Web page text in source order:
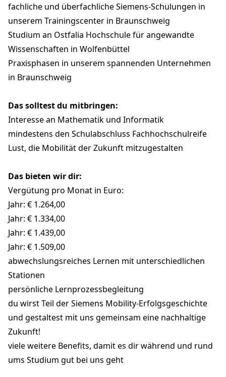
fachliche und überfachliche Siemens-Schulungen in
unserem Trainingscenter in Braunschweig
Studium an Ostfalia Hochschule für angewandte
Wissenschaften in Wolfenbüttel
Praxisphasen in unserem spannenden Unternehmen
in Braunschweig
Das solltest du mitbringen:
Interesse an Mathematik und Informatik
mindestens den Schulabschluss Fachhochschulreife
Lust, die Mobilität der Zukunft mitzugestalten
Das bieten wir dir:
Vergütung pro Monat in Euro:
Jahr: € 1.264,00
Jahr: € 1.334,00
Jahr: € 1.439,00
Jahr: € 1.509,00
abwechslungsreiches Lernen mit unterschiedlichen
Stationen
persönliche Lernprozessbegleitung
du wirst Teil der Siemens Mobility-Erfolgsgeschichte
und gestaltest mit uns gemeinsam eine nachhaltige
Zukunft!
viele weitere Benefits, damit es dir während und rund
ums Studium gut bei uns geht